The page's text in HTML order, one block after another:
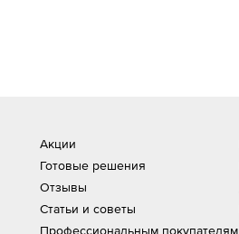
Акции
Готовые решения
Отзывы
Статьи и советы
Профессиональным покупателям